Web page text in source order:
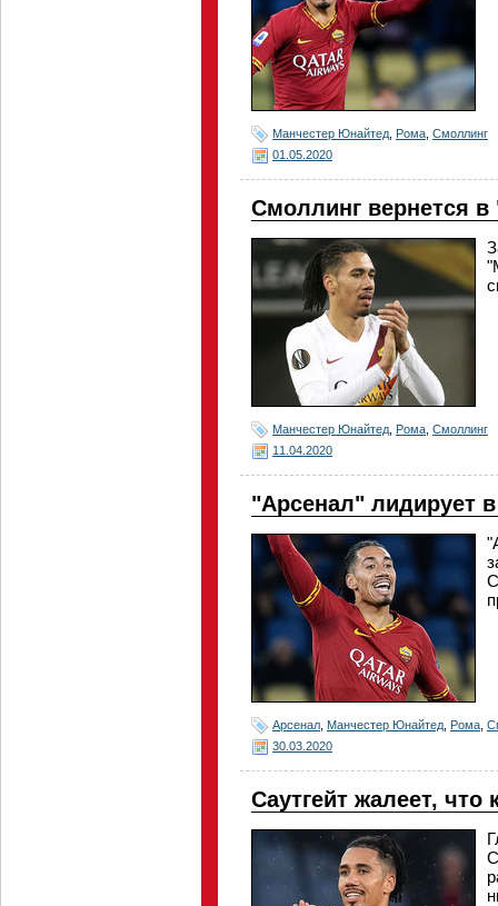
Манчестер Юнайтед Рома Смоллинг
01.05.2020
Смоллинг вернется
Манчестер Юнайтед Рома Смоллинг
11.04.2020
"Арсенал" лидирует
Арсенал Манчестер Юнайтед Рома
30.03.2020
Саутгейт жалеет,